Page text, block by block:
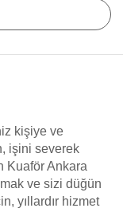
kişiye ve
işini severek
Kuaför Ankara
ve sizi düğün
yıllardır hizmet